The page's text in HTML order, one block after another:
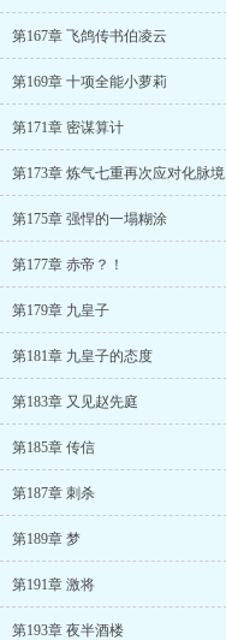
第167章 飞鸽传书伯凌云
第169章 十项全能小萝莉
第171章 密谋算计
第173章 炼气七重再次应对化脉境
第175章 强悍的一塌糊涂
第177章 赤帝？！
第179章 九皇子
第181章 九皇子的态度
第183章 又见赵先庭
第185章 传信
第187章 刺杀
第189章 梦
第191章 激将
第193章 夜半酒楼